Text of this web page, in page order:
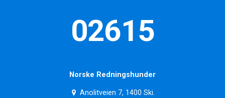
02615
Norske Redningshunder
Anolitveien 7, 1400 Ski.